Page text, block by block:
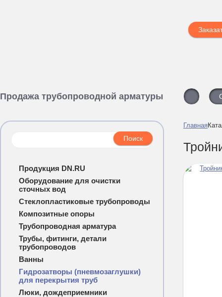
Продажа трубопроводной арматуры
Продукция DN.RU
Оборудование для очистки
сточных вод
Стеклопластиковые трубопроводы
Композитные опоры
Трубопроводная арматура
Трубы, фитинги, детали
трубопроводов
Ванны
Гидрозатворы (пневмозаглушки)
для перекрытия труб
Люки, дождеприемники
Главная